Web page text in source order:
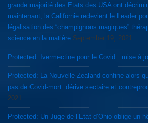
grande majorité des Etats des USA ont
maintenant, la Californie redevient le Leader
légalisation des “champignons magiques”
science en la matière September 19, 2021
Protected: Ivermectine pour le Covid : mise à
Protected: La Nouvelle Zealand confine alors
pas de Covid-mort: dérive sectaire et
2021
Protected: Un Juge de l’Etat d’Ohio oblige un